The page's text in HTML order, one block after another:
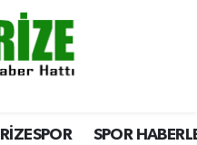
SPOR